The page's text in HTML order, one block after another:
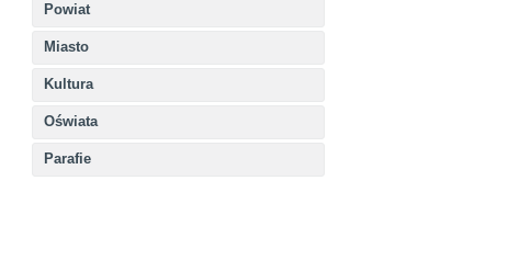
Powiat
Miasto
Kultura
Oświata
Parafie